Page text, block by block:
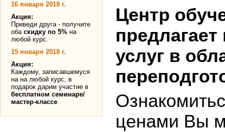
16 января 2018 г.
Акция:
Приведи друга - получите
оба скидку по 5% на
любой курс.
15 января 2018 г.
Акция:
Каждому, записавшемуся
на на любой курс, в
подарок дарим участие в
бесплатном семинаре/
мастер-классе.
Центр
услуг в
ценами Вы